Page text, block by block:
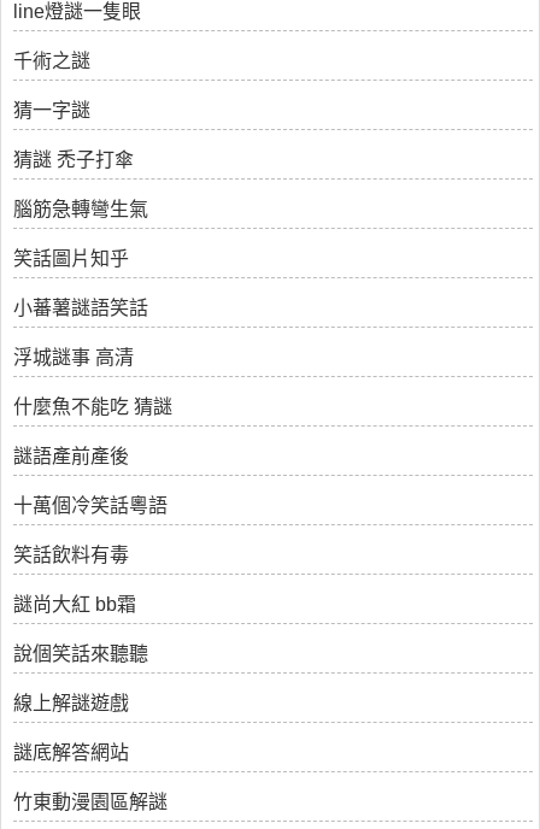
line燈謎一隻眼
千術之謎
猜一字謎
猜謎 禿子打傘
腦筋急轉彎生氣
笑話圖片知乎
小蕃薯謎語笑話
浮城謎事 高清
什麼魚不能吃 猜謎
謎語產前產後
十萬個冷笑話粵語
笑話飲料有毒
謎尚大紅 bb霜
說個笑話來聽聽
線上解謎遊戲
謎底解答網站
竹東動漫園區解謎